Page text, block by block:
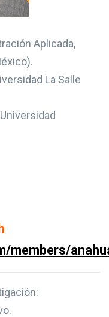
Aplicada,
La Salle
members/